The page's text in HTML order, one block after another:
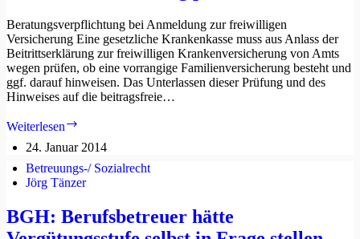
Beratungsverpflichtung bei Anmeldung zur freiwilligen
Versicherung Eine gesetzliche Krankenkasse muss aus Anlass der
Beitrittserklärung zur freiwilligen Krankenversicherung von Amts
wegen prüfen, ob eine vorrangige Familienversicherung besteht und
ggf. darauf hinweisen. Das Unterlassen dieser Prüfung und des
Hinweises auf die beitragsfreie…
Weiterlesen
von
Amts
wegen
prüfen
24. Januar 2014
Betreuungs-/ Sozialrecht
Jörg Tänzer
BGH: Berufsbetreuer hätte